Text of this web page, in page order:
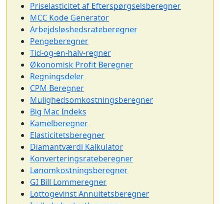
Priselasticitet af Efterspørgselsberegner
MCC Kode Generator
Arbejdsløshedsrateberegner
Pengeberegner
Tid-og-en-halv-regner
Økonomisk Profit Beregner
Regningsdeler
CPM Beregner
Mulighedsomkostningsberegner
Big Mac Indeks
Kamelberegner
Elasticitetsberegner
Diamantværdi Kalkulator
Konverteringsrateberegner
Lønomkostningsberegner
GI Bill Lommeregner
Lottogevinst Annuitetsberegner